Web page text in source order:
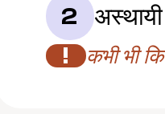
2
! कभी भी